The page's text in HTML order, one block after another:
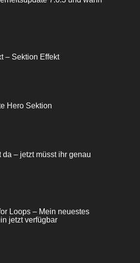
– Sektion Effekt
Hero Sektion
da – jetzt müsst ihr genau
Loops – Mein neuestes
jetzt verfügbar